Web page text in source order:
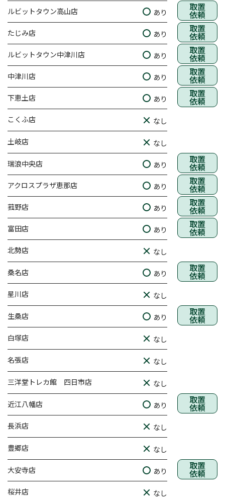
ルビットタウン高山店 あり 取置
依頼
たじみ店 あり 取置
依頼
ルビットタウン中津川店 あり 取置
依頼
中津川店 あり 取置
依頼
下恵土店 あり 取置
依頼
こくふ店 なし
土岐店 なし
瑞浪中央店 あり 取置
依頼
アクロスプラザ恵那店 あり 取置
依頼
菰野店 あり 取置
依頼
富田店 あり 取置
依頼
北勢店 なし
桑名店 あり 取置
依頼
星川店 なし
生桑店 あり 取置
依頼
白塚店 なし
名張店 なし
三洋堂トレカ館 四日市店 なし
近江八幡店 あり 取置
依頼
長浜店 なし
豊郷店 なし
大安寺店 あり 取置
依頼
桜井店 なし